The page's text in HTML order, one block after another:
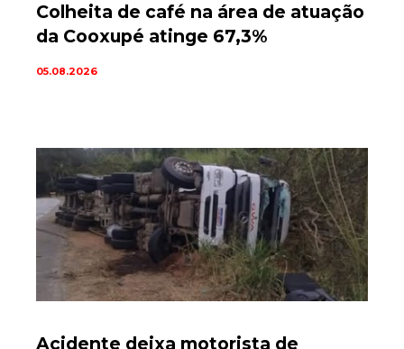
Colheita de café na área de atuação
da Cooxupé atinge 67,3%
05.08.2026
Acidente deixa motorista de